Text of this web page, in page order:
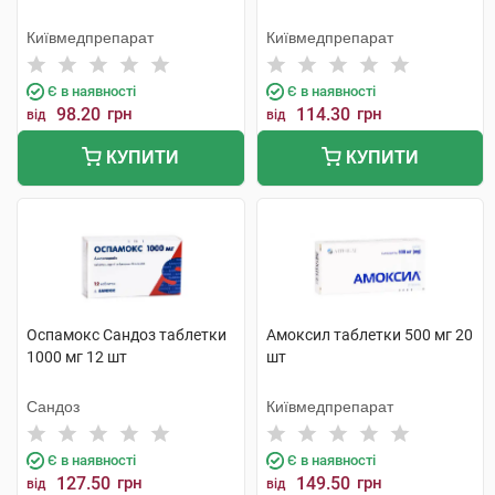
Київмедпрепарат
Є в наявності
від 98.20 грн
КУПИТИ
Київмедпрепарат
Є в наявності
від 114.30 грн
КУПИТИ
Оспамокс Сандоз таблетки
1000 мг 12 шт
Сандоз
Є в наявності
від 127.50 грн
Амоксил таблетки 500 мг 20
шт
Київмедпрепарат
Є в наявності
від 149.50 грн